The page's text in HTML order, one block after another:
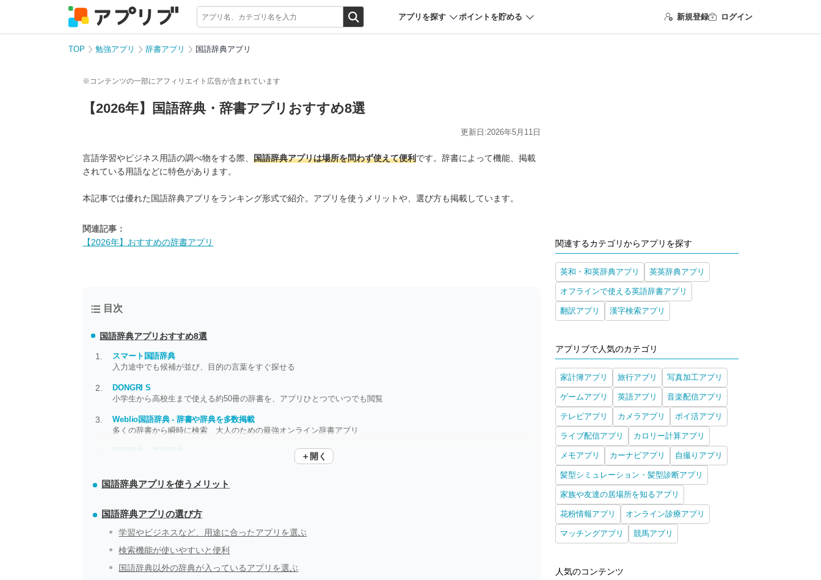
アプリを探す ポイントを貯める 新規登録 ログイン
TOP 勉強アプリ 辞書アプリ 国語辞典アプリ
※コンテンツの一部にアフィリエイト広告が含まれています
【2026年】国語辞典・辞書アプリおすすめ8選
更新日:2026年5月11日
言語学習やビジネス用語の調べ物をする際、国語辞典アプリは場所を問わず使えて便利です。辞書によって機能、掲載
されている用語などに特色があります。
本記事では優れた国語辞典アプリをランキング形式で紹介。アプリを使うメリットや、選び方も掲載しています。
関連記事：
【2026年】おすすめの辞書アプリ
目次
国語辞典アプリ おすすめ8選
スマート国語辞典
入力途中でも候補が並び、目的の言葉をすぐ探せる
DONGRI S
小学生から高校生まで使える約50冊の辞書を、アプリひとつでいつでも閲覧
Weblio国語辞典 - 辞書や辞典を多数掲載
多くの辞書から瞬時に検索 大人のための最強オンライン辞書アプリ
入力途中から候補を絞り込み、約7万語を瞬時に検索
＋開く
国語辞典アプリを使うメリット
国語辞典アプリの選び方
学習やビジネスなど、用途に合ったアプリを選ぶ
検索機能が使いやすいと便利
国語辞典以外の辞典が入っているアプリを選ぶ
関連するカテゴリからアプリを探す
英和・和英辞典アプリ 英英辞典アプリ
オフラインで使える英語辞書アプリ
翻訳アプリ 漢字検索アプリ
アプリブで人気のカテゴリ
家計簿アプリ 旅行アプリ 写真加工アプリ
ゲームアプリ 英語アプリ 音楽配信アプリ
テレビアプリ カメラアプリ ポイ活アプリ
ライブ配信アプリ カロリー計算アプリ
メモアプリ カーナビアプリ 自撮りアプリ
髪型シミュレーション・髪型診断アプリ
家族や友達の居場所を知るアプリ
花粉情報アプリ オンライン診療アプリ
マッチングアプリ 競馬アプリ
人気のコンテンツ